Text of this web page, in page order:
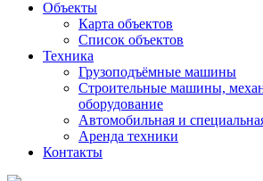
Объекты
Карта объектов
Список объектов
Техника
Грузоподъёмные машины
Строительные машины,
оборудование
Автомобильная и
Аренда техники
Контакты